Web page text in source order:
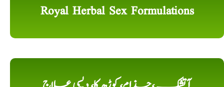
Royal Herbal Sex Formulations